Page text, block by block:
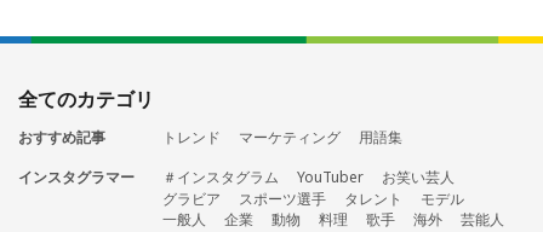
全てのカテゴリ
おすすめ記事 トレンド マーケティング
用語集
インスタグラマー
＃インスタグラム YouTuber
お笑い芸人
グラビア
スポーツ選手 タレント
モデル
一般人
企業 動物 料理 歌手 海外
芸能人